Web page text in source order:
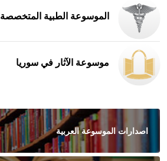
الموسوعة الطبية المتخصصة
موسوعة الآثار في سوريا
اصدارات الموسوعة العربية